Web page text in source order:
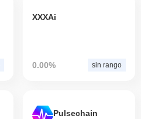
XXXAi
0.00% sin rango
Pulsechain